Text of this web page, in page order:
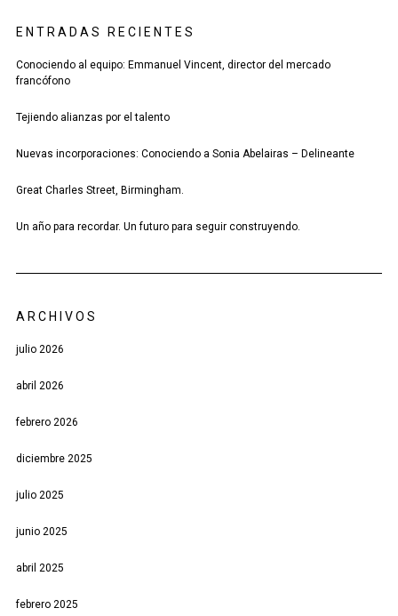
ENTRADAS RECIENTES
Conociendo al equipo: Emmanuel Vincent, director del mercado
francófono
Tejiendo alianzas por el talento
Nuevas incorporaciones: Conociendo a Sonia Abelairas – Delineante
Great Charles Street, Birmingham.
Un año para recordar. Un futuro para seguir construyendo.
ARCHIVOS
julio 2026
abril 2026
febrero 2026
diciembre 2025
julio 2025
junio 2025
abril 2025
febrero 2025